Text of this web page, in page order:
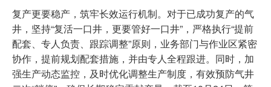
复产更要稳产，筑牢长效运行机制。对于已成功复产的气
井，坚持“复活一口井，更要管好一口井”，严格执行“提前
配套、专人负责、跟踪调整”原则，业务部门与作业区紧密
协作，提前规划配套措施，并由专人全程跟进。同时，加
强生产动态监控，及时优化调整生产制度，有效预防气井